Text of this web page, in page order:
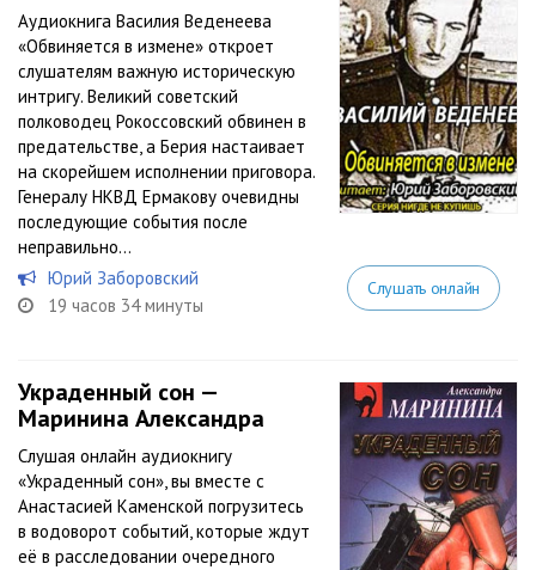
Аудиокнига Василия Веденеева
«Обвиняется в измене» откроет
слушателям важную историческую
интригу. Великий советский
полководец Рокоссовский обвинен в
предательстве, а Берия настаивает
на скорейшем исполнении приговора.
Генералу НКВД Ермакову очевидны
последующие события после
неправильно...
Юрий Заборовский
19 часов 34 минуты
Слушать онлайн
Украденный сон —
Маринина Александра
Слушая онлайн аудиокнигу
«Украденный сон», вы вместе с
Анастасией Каменской погрузитесь
в водоворот событий, которые ждут
её в расследовании очередного